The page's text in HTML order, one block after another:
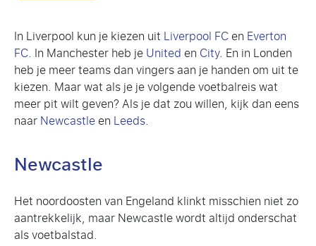
In Liverpool kun je kiezen uit Liverpool FCen Everton
FC. In Manchester heb jeUnited en City. En in Londen
heb je meer teams dan vingers aan je handen om uit te
kiezen. Maar wat als je je volgende voetbalreis wat
meer pit wilt geven? Als je dat zou willen, kijk dan eens
naarNewcastleen Leeds.
Newcastle
Het noordoosten van Engeland klinkt misschien niet zo
aantrekkelijk, maar Newcastle wordt altijd onderschat
als voetbalstad.